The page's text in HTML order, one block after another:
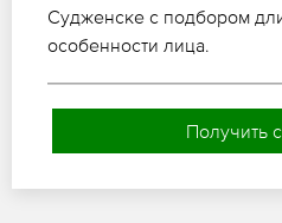
Судженске с подбором
особенности лица.
Получить